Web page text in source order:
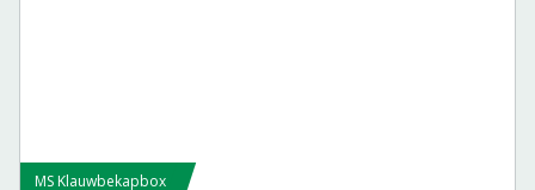
MS Klauwbekapbox